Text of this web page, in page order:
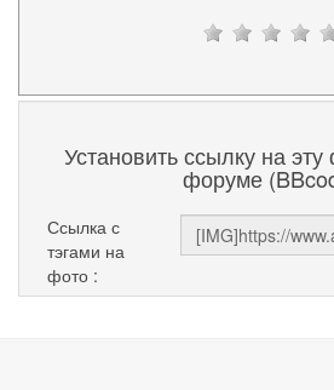
Установить ссылку на
форуме
Ссылка с
тэгами на
фото :